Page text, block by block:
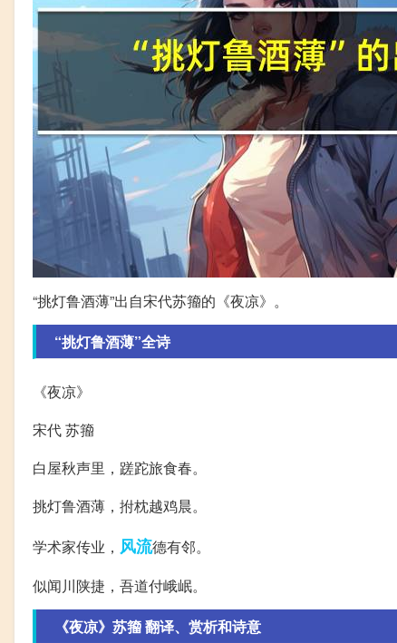
“挑灯鲁酒薄”出自宋代苏籀的《夜凉》。
“挑灯鲁酒薄”全诗
《夜凉》
宋代 苏籀
白屋秋声里，蹉跎旅食春。
挑灯鲁酒薄，拊枕越鸡晨。
学术家传业， 风流德有邻。
似闻川陕捷，吾道付峨岷。
《夜凉》苏籀 翻译、赏析和诗意